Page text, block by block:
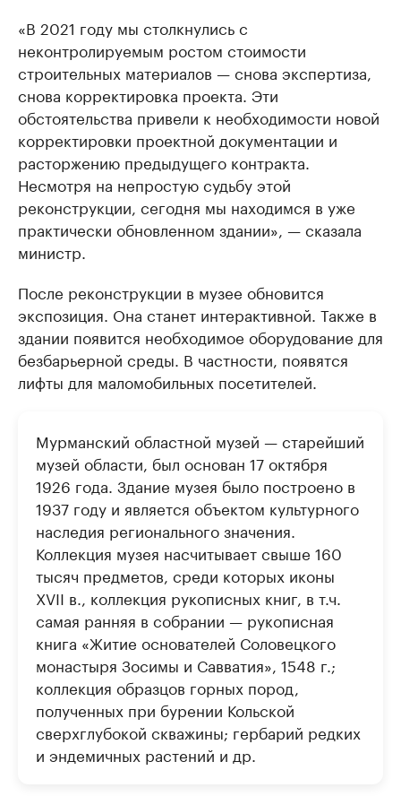
«В 2021 году мы столкнулись с
неконтролируемым ростом стоимости
строительных материалов — снова экспертиза,
снова корректировка проекта. Эти
обстоятельства привели к необходимости новой
корректировки проектной документации и
расторжению предыдущего контракта.
Несмотря на непростую судьбу этой
реконструкции, сегодня мы находимся в уже
практически обновленном здании», — сказала
министр.
После реконструкции в музее обновится
экспозиция. Она станет интерактивной. Также в
здании появится необходимое оборудование для
безбарьерной среды. В частности, появятся
лифты для маломобильных посетителей.
Мурманский областной музей — старейший
музей области, был основан 17 октября
1926 года. Здание музея было построено в
1937 году и является объектом культурного
наследия регионального значения.
Коллекция музея насчитывает свыше 160
тысяч предметов, среди которых иконы
XVII в., коллекция рукописных книг, в т.ч.
самая ранняя в собрании — рукописная
книга «Житие основателей Соловецкого
монастыря Зосимы и Савватия», 1548 г.;
коллекция образцов горных пород,
полученных при бурении Кольской
сверхглубокой скважины; гербарий редких
и эндемичных растений и др.